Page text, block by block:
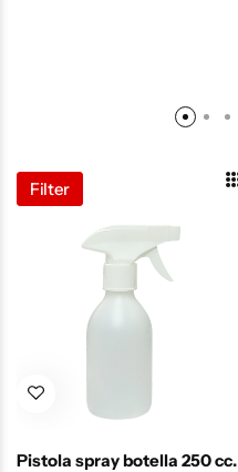
Filter
Pistola spray botella 250 cc.